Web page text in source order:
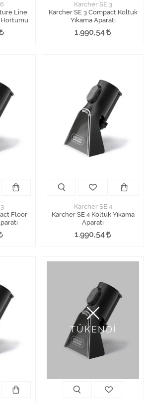
Line
Hortumu
Karcher SE 3
Karcher SE 3 Compact Koltuk
Yıkama Aparatı
1.990,54
Floor
Karcher SE 4
Karcher SE 4 Koltuk Yıkama
Aparatı
1.990,54
TÜKENDİ